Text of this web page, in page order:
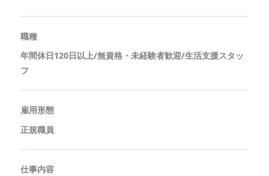
職種
年間休日120日以上/無資格・未経験者歓迎/生活支援スタッ
フ
雇用形態
正規職員
仕事内容